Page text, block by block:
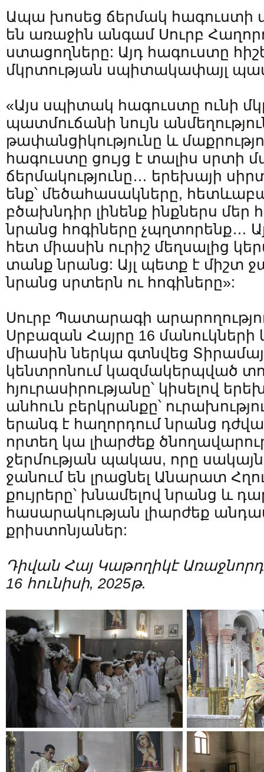
Ապա խոսեց ճերմակ հագուստի
են առաջին անգամ Սուրբ
ստացողները: Այդ հագուստը
մկրտության սպիտակափայլ
«Այս սպիտակ հագուստը ունի
պատմուճանի նույն
թափանցիկությունը և
հագուստը ցույց է տալիս սրտի
ճերմակությունը… երեխայի
ենք՝ մեծահասակները,
բծախնդիր լինենք ինքներս մեր
նրանց հոգիները չպղտորենք…
հետ միասին ուրիշ մեղսալից
տանք նրանց: Այլ պետք է միշտ
նրանց սրտերն ու հոգիները»:
Սուրբ Պատարագի
Սրբազան Հայրը 16 մանուկների
միասին ներկա գտնվեց
կենտրոնում կազմակերպված
հյուրասիրությանը՝ կիսելով
անհուն բերկրանքը՝
երանգ է հաղորդում նրանց
որտեղ կա լիարժեք
ջերմության պակաս, որը
ջանում են լրացնել Անարատ
քույրերը՝ խնամելով նրանց և
հասարակության լիարժեք
քրիստոնյաներ:
Դիվան Հայ Կաթողիկէ
16 հունիսի, 2025թ.